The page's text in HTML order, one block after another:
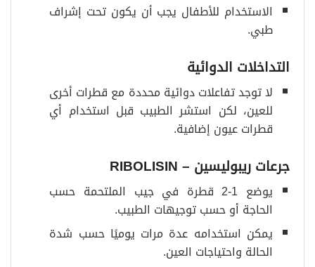
الاستخدام للأطفال يجب أن يكون تحت إشراف
طبي.
التداخلات الدوائية
لا توجد تفاعلات دوائية محددة مع قطرات أخرى
للعين، لكن استشر الطبيب قبل استخدام أي
قطرات عيون إضافية.
جرعاتريبوليسين – RIBOLISIN
يوضع 1-2 قطرة في جيب الملتحمة حسب
الحاجة أو حسب توجيهات الطبيب.
يمكن استخدامه عدة مرات يوميًا حسب شدة
الحالة واحتياجات العين.